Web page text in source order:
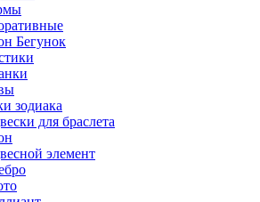
Бегунок
зодиака
для браслета
элемент